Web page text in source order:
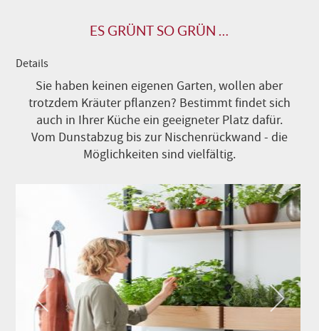
ES GRÜNT SO GRÜN …
Details
Sie haben keinen eigenen Garten, wollen aber
trotzdem Kräuter pflanzen? Bestimmt findet sich
auch in Ihrer Küche ein geeigneter Platz dafür.
Vom Dunstabzug bis zur Nischenrückwand - die
Möglichkeiten sind vielfältig.